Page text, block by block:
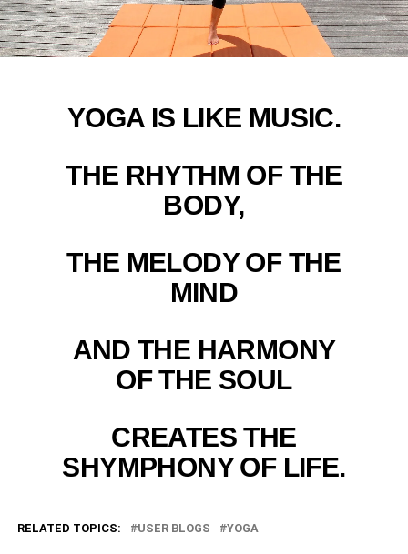
YOGA IS LIKE MUSIC.
THE RHYTHM OF THE
BODY,
THE MELODY OF THE
MIND
AND THE HARMONY
OF THE SOUL
CREATES THE
SHYMPHONY OF LIFE.
RELATED TOPICS: USER BLOGS YOGA